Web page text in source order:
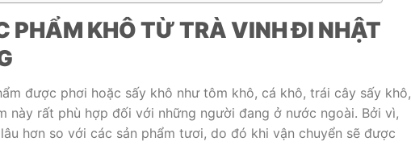
PHẨM KHÔ TỪ TRÀ VINH ĐI NHẬT
được phơi hoặc sấy khô như tôm khô, cá khô, trái cây sấy khô,
này rất phù hợp đối với những người đang ở nước ngoài. Bởi vì,
hơn so với các sản phẩm tươi, do đó khi vận chuyển sẽ được